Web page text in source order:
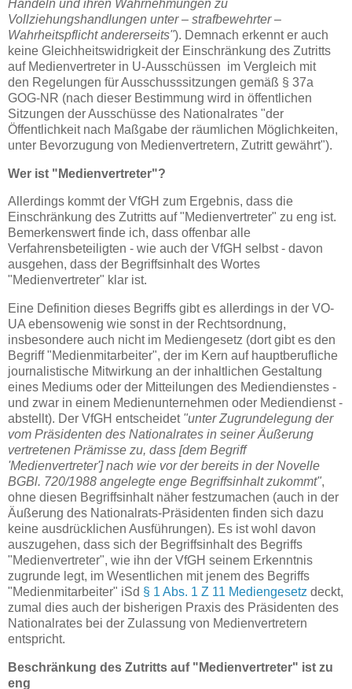
Handeln und ihren Wahrnehmungen zu
Vollziehungshandlungen unter – strafbewehrter –
Wahrheitspflicht andererseits"). Demnach erkennt er auch
keine Gleichheitswidrigkeit der Einschränkung des Zutritts
auf Medienvertreter in U-Ausschüssen im Vergleich mit
den Regelungen für Ausschusssitzungen gemäß § 37a
GOG-NR (nach dieser Bestimmung wird in öffentlichen
Sitzungen der Ausschüsse des Nationalrates "der
Öffentlichkeit nach Maßgabe der räumlichen Möglichkeiten,
unter Bevorzugung von Medienvertretern, Zutritt gewährt").
Wer ist "Medienvertreter"?
Allerdings kommt der VfGH zum Ergebnis, dass die
Einschränkung des Zutritts auf "Medienvertreter" zu eng ist.
Bemerkenswert finde ich, dass offenbar alle
Verfahrensbeteiligten - wie auch der VfGH selbst - davon
ausgehen, dass der Begriffsinhalt des Wortes
"Medienvertreter" klar ist.
Eine Definition dieses Begriffs gibt es allerdings in der VO-
UA ebensowenig wie sonst in der Rechtsordnung,
insbesondere auch nicht im Mediengesetz (dort gibt es den
Begriff "Medienmitarbeiter", der im Kern auf hauptberufliche
journalistische Mitwirkung an der inhaltlichen Gestaltung
eines Mediums oder der Mitteilungen des Mediendienstes -
und zwar in einem Medienunternehmen oder Mediendienst -
abstellt). Der VfGH entscheidet "unter Zugrundelegung der
vom Präsidenten des Nationalrates in seiner Äußerung
vertretenen Prämisse zu, dass [dem Begriff
'Medienvertreter'] nach wie vor der bereits in der Novelle
BGBl. 720/1988 angelegte enge Begriffsinhalt zukommt",
ohne diesen Begriffsinhalt näher festzumachen (auch in der
Äußerung des Nationalrats-Präsidenten finden sich dazu
keine ausdrücklichen Ausführungen). Es ist wohl davon
auszugehen, dass sich der Begriffsinhalt des Begriffs
"Medienvertreter", wie ihn der VfGH seinem Erkenntnis
zugrunde legt, im Wesentlichen mit jenem des Begriffs
"Medienmitarbeiter" iSd § 1 Abs. 1 Z 11 Mediengesetz deckt,
zumal dies auch der bisherigen Praxis des Präsidenten des
Nationalrates bei der Zulassung von Medienvertretern
entspricht.
Beschränkung des Zutritts auf "Medienvertreter" ist zu
eng